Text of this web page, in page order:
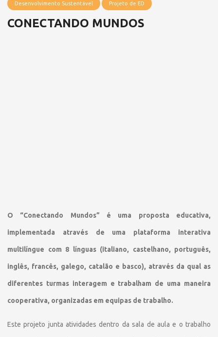
Desenvolvimento Sustentável Projeto de ED
CONECTANDO MUNDOS
O “Conectando Mundos” é uma proposta educativa,
implementada através de uma plataforma interativa
multilíngue com 8 línguas (italiano, castelhano, português,
inglês, francês, galego, catalão e basco), através da qual as
diferentes turmas interagem e trabalham de uma maneira
cooperativa, organizadas em equipas de trabalho.
Este projeto junta atividades dentro da sala de aula e o trabalho